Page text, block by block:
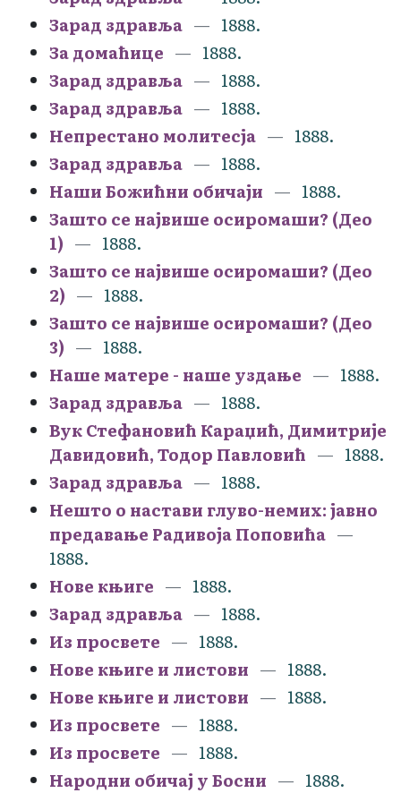
Зарад здравља
1888.
За домаћице
1888.
Зарад здравља
1888.
Зарад здравља
1888.
Непрестано молитесја
1888.
Зарад здравља
1888.
Наши Божићни обичаји
1888.
Зашто се највише осиромаши? (Део
1)
1888.
Зашто се највише осиромаши? (Део
2)
1888.
Зашто се највише осиромаши? (Део
3)
1888.
Наше матере - наше уздање
1888.
Зарад здравља
1888.
Вук Стефановић Караџић, Димитрије
Давидовић, Тодор Павловић
1888.
Зарад здравља
1888.
Нешто о настави глуво-немих: јавно
предавање Радивоја Поповића
1888.
Нове књиге
1888.
Зарад здравља
1888.
Из просвете
1888.
Нове књиге и листови
1888.
Нове књиге и листови
1888.
Из просвете
1888.
Из просвете
1888.
Народни обичај у Босни
1888.